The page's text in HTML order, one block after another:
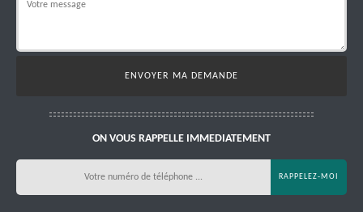
ON VOUS RAPPELLE IMMEDIATEMENT